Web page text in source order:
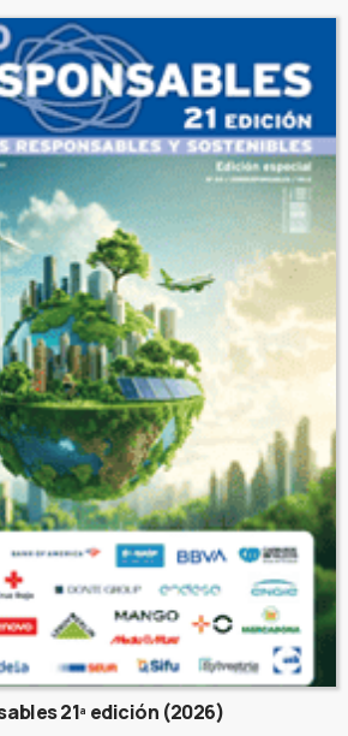
21ª edición (2026)